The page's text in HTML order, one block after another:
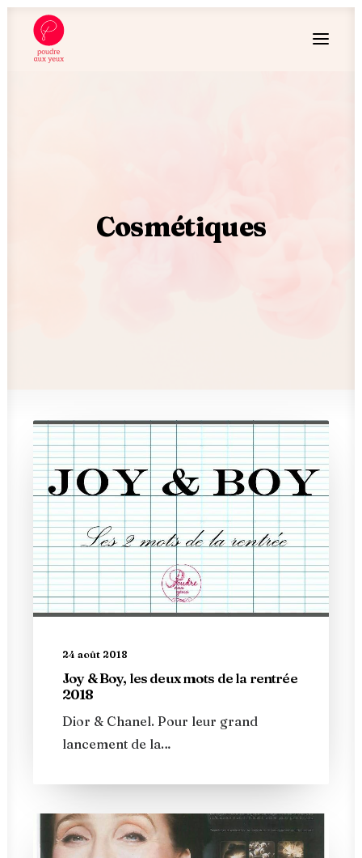
Cosmétiques
24 août 2018
Joy & Boy, les deux mots de la rentrée
2018
Dior & Chanel. Pour leur grand
lancement de la…